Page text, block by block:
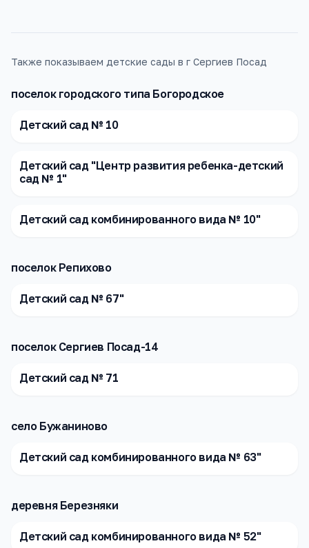
Также показываем детские сады в г Сергиев Посад
поселок городского типа Богородское
Детский сад № 10
Детский сад "Центр развития ребенка-детский
сад № 1"
Детский сад комбинированного вида № 10"
поселок Репихово
Детский сад № 67"
поселок Сергиев Посад-14
Детский сад № 71
село Бужаниново
Детский сад комбинированного вида № 63"
деревня Березняки
Детский сад комбинированного вида № 52"